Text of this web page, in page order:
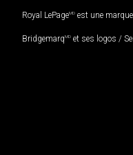
Royal LePageMD est une
BridgemarqMD et ses logos /